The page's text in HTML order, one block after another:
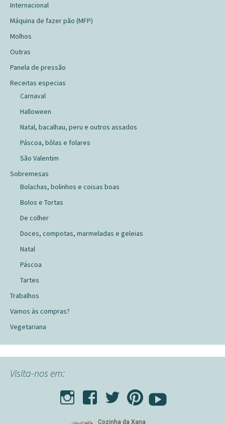
Internacional
Máquina de fazer pão (MFP)
Molhos
Outras
Panela de pressão
Receitas especias
Carnaval
Halloween
Natal, bacalhau, peru e outros assados
Páscoa, bôlas e folares
São Valentim
Sobremesas
Bolachas, bolinhos e coisas boas
Bolos e Tortas
De colher
Doces, compotas, marmeladas e geleias
Natal
Páscoa
Tartes
Trabalhos
Vamos às compras?
Vegetariana
Visita-nos em: